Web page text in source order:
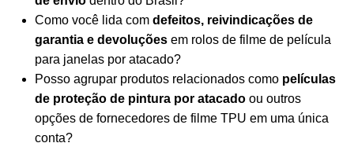
Como você lida com defeitos, reivindicações de
garantia e devoluções em rolos de filme de película
para janelas por atacado?
Posso agrupar produtos relacionados como películas
de proteção de pintura por atacado ou outros
opções de fornecedores de filme TPU em uma única
conta?